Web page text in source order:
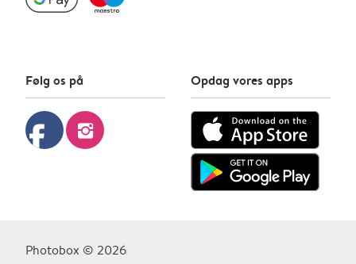
Følg os på
facebook instagram
Opdag vores apps
Photobox © 2026